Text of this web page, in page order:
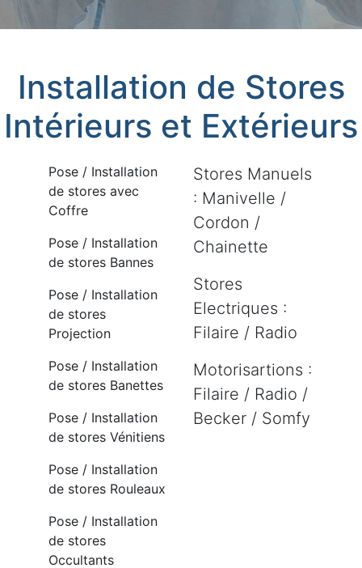
Installation de Stores
Intérieurs et Extérieurs
Pose / Installation
de stores avec
Coffre
Pose / Installation
de stores Bannes
Pose / Installation
de stores
Projection
Pose / Installation
de stores Banettes
Pose / Installation
de stores Vénitiens
Pose / Installation
de stores Rouleaux
Pose / Installation
de stores
Occultants
Stores Manuels
: Manivelle /
Cordon /
Chainette
Stores
Electriques :
Filaire / Radio
Motorisartions :
Filaire / Radio /
Becker / Somfy